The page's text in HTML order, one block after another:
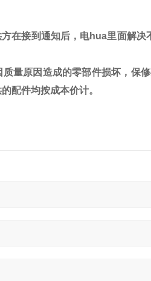
在接到通知后，电hua里面解决
量原因造成的零部件损坏，保
配件均按成本价计。